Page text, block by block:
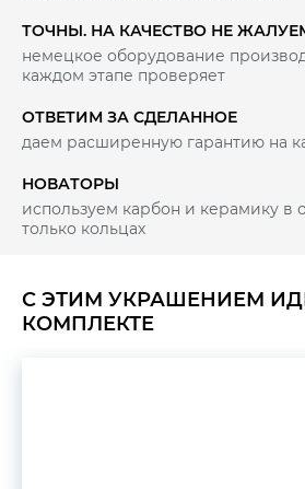
С ЭТИМ УКРАШЕНИЕМ
КОМПЛЕКТЕ
ТОЧНЫ. НА КАЧЕСТВО НЕ
немецкое оборудование
каждом этапе проверяет
ОТВЕТИМ ЗА СДЕЛАННОЕ
даем расширенную гарантию на
НОВАТОРЫ
используем карбон и керамику в
только кольцах